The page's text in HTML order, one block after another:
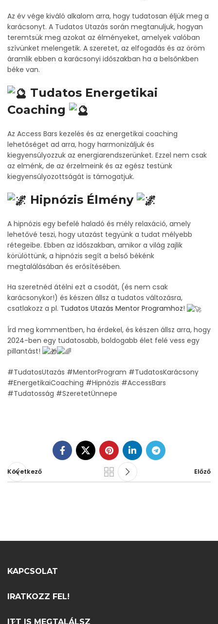
Az év vége kiváló alkalom arra, hogy tudatosan éljük meg a
karácsonyt. A Tudatos Utazás során megtanuljuk, hogyan
teremtsük meg azokat az élményeket, amelyek valóban
szívünket melengetik. A szeretet, az elfogadás és az öröm
áramlik ebben a karácsonyi időszakban ha a belsőnkben
béke van.
Tudatos Energetikai
Coaching
Az Access Bars kezelés és az energetikai coaching
lehetőséget ad arra, hogy harmonizáljuk és
kiegyensúlyozzuk az energiarendszerünket. Ezzel nem csak
az elménk, de az érzelmeink és az egész testünk
kiegyensúlyozottságát is támogatjuk.
Hipnózis Élmény
A hipnózis egy befelé haladó és mély relaxáció, amely
lehetővé teszi, hogy utazást tegyünk a tudat mélyebb
rétegeibe. Ebben az időszakban, amikor a világ zajlik
körülöttünk, a hipnózis segít a belső békénk
megtalálásában és erősítésében.
Ha szeretnéd átélni ezt a csodát, (és nem csak
karácsonykor!) és készen állsz a tudatos változásra,
csatlakozz a pl. Tudatos Utazás Mentor Programhoz!
Írd meg kommentben, ha érdekel, és készen állsz arra, hogy
2024-ben egy tudatosabb, boldogabb élet felé vess egy
pillantást!
#TudatosUtazás #MentorProgram #TudatosKarácsony
#EnergetikaiCoaching #Hipnózis #AccessBars
#Tudatosság #SzeretetÜnnepe
Következő Előző
KAPCSOLAT
IRATKOZZ FEL!
ITT IS MEGTALÁLSZ